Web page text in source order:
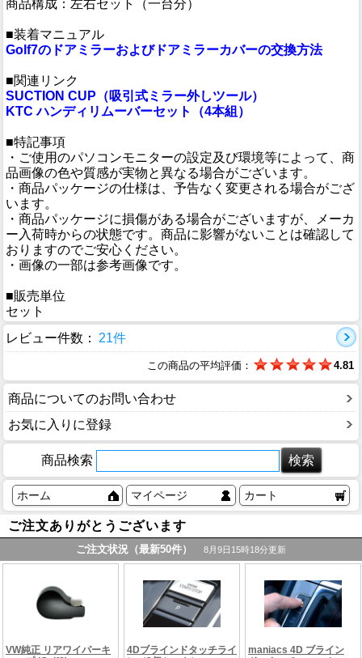
商品構成：左右セット（一台分）
■装着マニュアル
Golf7のドアミラーおよびドアミラーカバーの交換方法
■関連リンク
SUCTION CUP（吸引式ミラー外しツール）
KTC ハンディリムーバーセット（4本組）
■特記事項
・ご使用のパソコンモニターの設定及び環境等によって、商
品画像の色や質感が実物と異なる場合がございます。
・商品パッケージの仕様は、予告なく変更される場合がござ
います。
・商品パッケージに損傷がある場合がございますが、メーカ
ー入荷時からの状態です。商品に影響がないことは確認して
おりますのでご安心ください。
・画像の一部は参考画像です。
■販売単位
セット
レビュー件数：
21件
この商品の平均評価： 4.81
商品についてのお問い合わせ
お気に入りに登録
商品検索
ホーム マイページ カート
ご注文ありがとうございます